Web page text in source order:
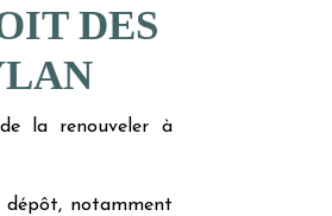
DES
la renouveler à
dépôt, notamment